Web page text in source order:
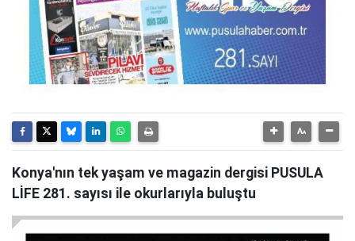
Konya'nın tek yaşam ve magazin dergisi PUSULA
LİFE 281. sayısı ile okurlarıyla buluştu